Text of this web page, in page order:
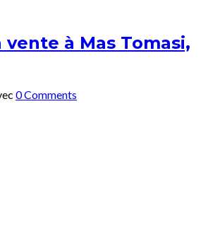
vente à Mas Tomasi,
0 Comments